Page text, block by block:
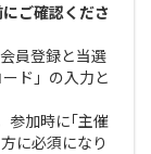
ご確認くださ
員登録と当選
ド」の入力と
参加時に｢主催
に必須になり